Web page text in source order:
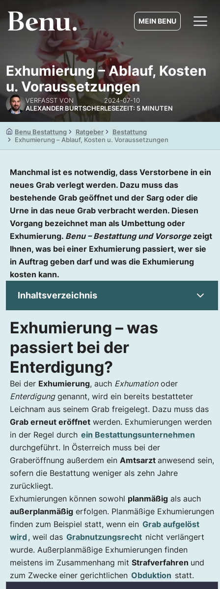
MEIN BENU
Exhumierung – Ablauf, Kosten
u. Voraussetzungen
VERFASST VON
ALEXANDER BURTSCHER
2024-07-10
LESEZEIT: 5 MINUTEN
Benu Bestattung Ratgeber
Bestattung
Exhumierung – Ablauf, Kosten u. Voraussetzungen
Manchmal ist es notwendig, dass Verstorbene in ein
neues Grab verlegt werden. Dazu muss das
bestehende Grab geöffnet und der Sarg oder die
Urne in das neue Grab verbracht werden. Diesen
Vorgang bezeichnet man als Umbettung oder
Exhumierung. Benu – Bestattung und Vorsorgezeigt
Ihnen, was bei einer Exhumierung passiert, wer sie
in Auftrag geben darf und was die Exhumierung
kosten kann.
Inhaltsverzeichnis
Exhumierung – was passiert bei der
Enterdigung?
Wie lange kann eine Exhumierung durchgeführt
werden?
Was kostet eine Exhumierung in Österreich?
Kostenbeispiel für eine Exhumierung
Warum exhumieren? Gründe für eine
Exhumierung
Wie lange dauert die Verwesung im Erdgrab?
Exhumierung – was
passiert bei der
Enterdigung?
Bei der Exhumierung, auch Exhumationoder
Enterdigunggenannt, wird ein bereits bestatteter
Leichnam aus seinem Grab freigelegt. Dazu muss das
Grab erneut eröffnet werden. Exhumierungen werden
in der Regel durch ein Bestattungsunternehmen
durchgeführt. In Österreich muss bei der
Graberöffnung außerdem ein Amtsarzt anwesend sein,
sofern die Bestattung weniger als zehn Jahre
zurückliegt.
Exhumierungen können sowohl planmäßig als auch
außerplanmäßig erfolgen. Planmäßige Exhumierungen
finden zum Beispiel statt, wenn ein Grab aufgelöst
wird, weil das Grabnutzungsrecht nicht verlängert
wurde. Außerplanmäßige Exhumierungen finden
meistens im Zusammenhang mit Strafverfahren und
zum Zwecke einer gerichtlichen Obduktion statt.